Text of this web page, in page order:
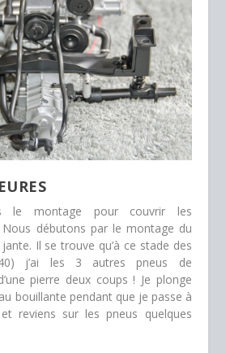
le montage pour couvrir les
débutons par le montage du
Il se trouve qu’à ce stade des
j’ai les 3 autres pneus de
pierre deux coups ! Je plonge
bouillante pendant que je passe à
reviens sur les pneus quelques